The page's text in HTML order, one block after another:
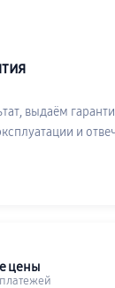
выдаём
и
цены